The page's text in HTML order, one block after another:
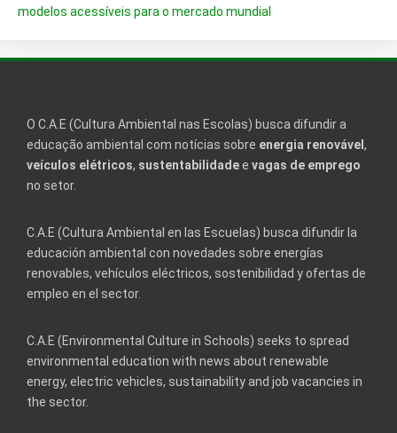
modelos acessíveis para o mercado mundial
O C.A.E (Cultura Ambiental nas Escolas) busca difundir a
educação ambiental com notícias sobre energia renovável ,
veículos elétricos, sustentabilidadee vagas de emprego
no setor.
C.A.E (Cultura Ambiental en las Escuelas) busca difundir la
educación ambiental con novedades sobre energías
renovables, vehículos eléctricos, sostenibilidad y ofertas de
empleo en el sector.
C.A.E (Environmental Culture in Schools) seeks to spread
environmental education with news about renewable
energy, electric vehicles, sustainability and job vacancies in
the sector.